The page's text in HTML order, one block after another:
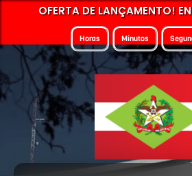
OFERTA DE LANÇAMENTO!
Horas Minutos